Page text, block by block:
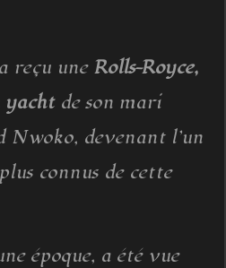
reçu une Rolls-Royce,
yachtde son mari
devenant l’un
connus de cette
époque, a été vue